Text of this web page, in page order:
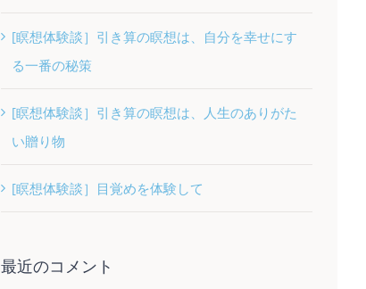
[瞑想体験談］引き算の瞑想は、自分を幸せにす
る一番の秘策
[瞑想体験談］引き算の瞑想は、人生のありがた
い贈り物
[瞑想体験談］目覚めを体験して
最近のコメント